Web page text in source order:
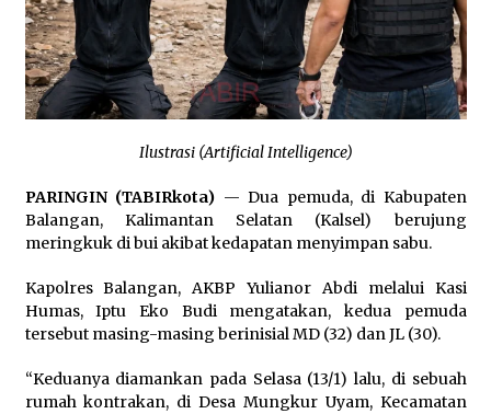
Kapuas Ajak Warga Kibarkan Merah Putih
Sepanjang Agustus
Agustus 3, 2026
Sambut HUT ke-81 RI, Bupati Barito Utara
Terbitkan Edaran Pemasangan Atribut Merah
Agustus 3, 2026
Ilustrasi (Artificial Intelligence)
PARINGIN (TABIRkota) — Dua pemuda, di Kabupaten
Balangan, Kalimantan Selatan (Kalsel) berujung
meringkuk di bui akibat kedapatan menyimpan sabu.
Kapolres Balangan, AKBP Yulianor Abdi melalui Kasi
Humas, Iptu Eko Budi mengatakan, kedua pemuda
tersebut masing-masing berinisial MD (32) dan JL (30).
“Keduanya diamankan pada Selasa (13/1) lalu, di sebuah
rumah kontrakan, di Desa Mungkur Uyam, Kecamatan